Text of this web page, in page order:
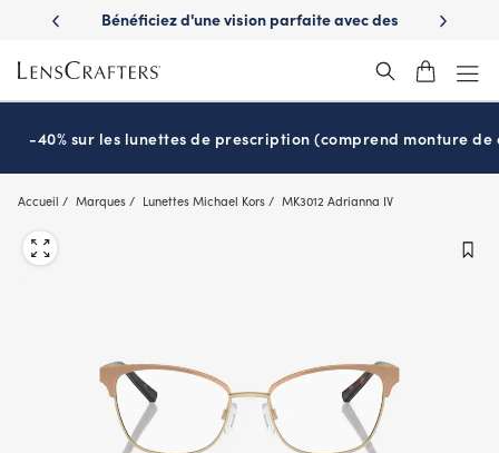
main
content
avantages
Bénéficiez d'une vision parfaite avec des
Prêt pour
-40% sur les lunettes de prescription (comprend monture de
Accueil Marques Lunettes Michael Kors MK3012 Adrianna IV